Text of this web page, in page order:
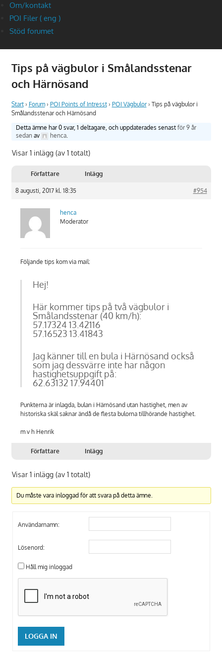
Om/kontakt
POI Filer ( eng )
Stöd forumet
Tips på vägbulor i Smålandsstenar
och Härnösand
Start › Forum › POI Points of Intresst › POI Vägbulor › Tips på vägbulor i
Smålandsstenar och Härnösand
Detta ämne har 0 svar, 1 deltagare, och uppdaterades senast för 9 år
sedanav henca.
Visar 1 inlägg (av 1 totalt)
Författare Inlägg
8 augusti, 2017 kl. 18:35 #954
henca
Moderator
Följande tips kom via mail:
Hej!
Här kommer tips på två vägbulor i
Smålandsstenar (40 km/h):
57.17324 13.42116
57.16523 13.41843
Jag känner till en bula i Härnösand också
som jag dessvärre inte har någon
hastighetsuppgift på:
62.63132 17.94401
Punkterna är inlagda, bulan i Härnösand utan hastighet, men av
historiska skäl saknar ändå de flesta bulorna tillhörande hastighet.
m v h Henrik
Författare Inlägg
Visar 1 inlägg (av 1 totalt)
Du måste vara inloggad för att svara på detta ämne.
Användarnamn:
Lösenord:
Håll mig inloggad
LOGGA IN